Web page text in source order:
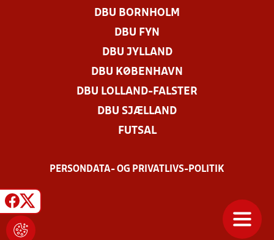
DBU BORNHOLM
DBU FYN
DBU JYLLAND
DBU KØBENHAVN
DBU LOLLAND-FALSTER
DBU SJÆLLAND
FUTSAL
PERSONDATA- OG PRIVATLIVS-POLITIK